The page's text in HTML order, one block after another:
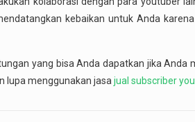
kebaikan untuk Anda
yang bisa Anda dapatkan jika Anda
lupa menggunakan jasajual subscriber